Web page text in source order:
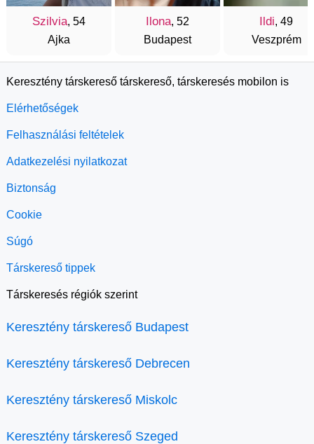
Szilvia, 54
Ajka
Ilona, 52
Budapest
Ildi, 49
Veszprém
Keresztény társkereső társkereső, társkeresés mobilon is
Elérhetőségek
Felhasználási feltételek
Adatkezelési nyilatkozat
Biztonság
Cookie
Súgó
Társkereső tippek
Társkeresés régiók szerint
Keresztény társkereső Budapest
Keresztény társkereső Debrecen
Keresztény társkereső Miskolc
Keresztény társkereső Szeged